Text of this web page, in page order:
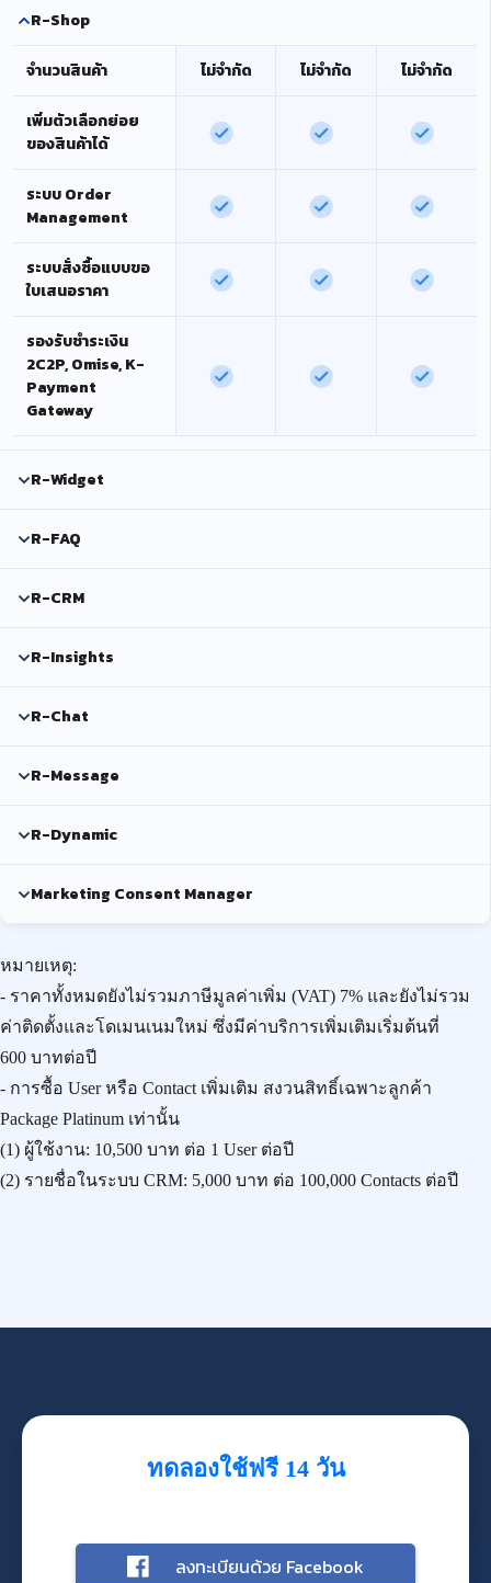
R-Shop
จำนวนสินค้า ไม่จำกัด ไม่จำกัด ไม่จำกัด
เพิ่มตัวเลือกย่อย
ของสินค้าได้
ระบบ Order
Management
ระบบสั่งซื้อแบบขอ
ใบเสนอราคา
รองรับชำระเงิน
2C2P, Omise, K-
Payment
Gateway
R-Widget
R-FAQ
R-CRM
R-Insights
R-Chat
R-Message
R-Dynamic
Marketing Consent Manager
หมายเหตุ:
- ราคาทั้งหมดยังไม่รวมภาษีมูลค่าเพิ่ม (VAT) 7% และยังไม่รวม
ค่าติดตั้งและโดเมนเนมใหม่ ซึ่งมีค่าบริการเพิ่มเติมเริ่มต้นที่
600 บาทต่อปี
- การซื้อ User หรือ Contact เพิ่มเติม สงวนสิทธิ์เฉพาะลูกค้า
Package Platinum เท่านั้น
(1) ผู้ใช้งาน: 10,500 บาท ต่อ 1 User ต่อปี
(2) รายชื่อในระบบ CRM: 5,000 บาท ต่อ 100,000 Contacts ต่อปี
ทดลองใช้ฟรี 14 วัน